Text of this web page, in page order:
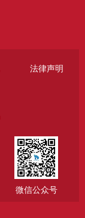
法律声明
微信公众号